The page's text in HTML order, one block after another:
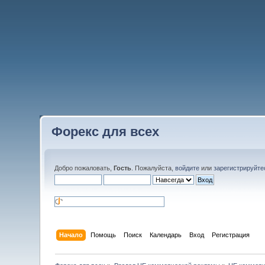
Форекс для всех
Добро пожаловать,Гость . Пожалуйста,войдите или
Начало Помощь Поиск Календарь Вход Регистрация